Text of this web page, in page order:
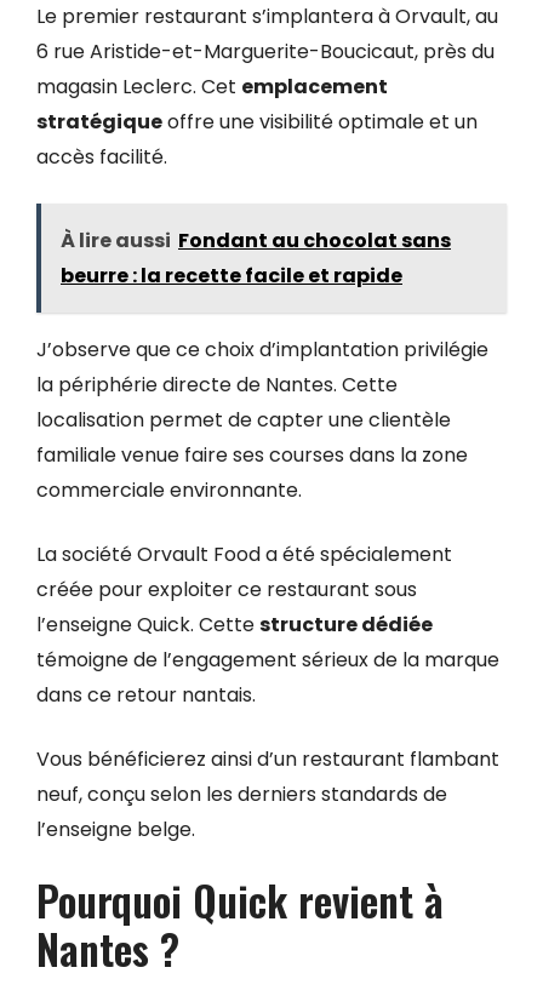
Le premier restaurant s’implantera à Orvault, au
6 rue Aristide-et-Marguerite-Boucicaut, près du
magasin Leclerc. Cet emplacement
stratégiqueoffre une visibilité optimale et un
accès facilité.
À lire aussi Fondant au chocolat sans
beurre : la recette facile et rapide
J’observe que ce choix d’implantation privilégie
la périphérie directe de Nantes. Cette
localisation permet de capter une clientèle
familiale venue faire ses courses dans la zone
commerciale environnante.
La société Orvault Food a été spécialement
créée pour exploiter ce restaurant sous
l’enseigne Quick. Cettestructure dédiée
témoigne de l’engagement sérieux de la marque
dans ce retour nantais.
Vous bénéficierez ainsi d’un restaurant flambant
neuf, conçu selon les derniers standards de
l’enseigne belge.
Pourquoi Quick revient à
Nantes ?